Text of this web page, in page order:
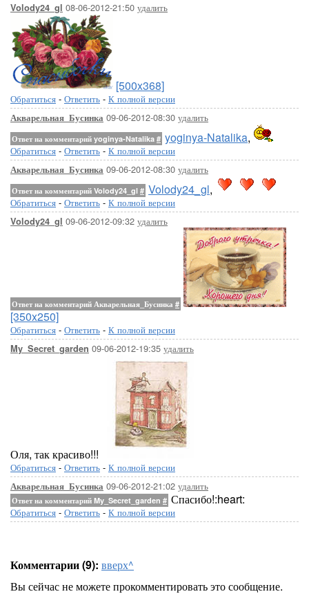
Volody24_gl 08-06-2012-21:50 удалить
[500x368]
Обратиться - Ответить - К полной версии
Акварельная_Бусинка 09-06-2012-08:30 удалить
Ответ на комментарий yoginya-Natalika # yoginya-Natalika,
Обратиться - Ответить - К полной версии
Акварельная_Бусинка 09-06-2012-08:30 удалить
Ответ на комментарий Volody24_gl # Volody24_gl,
Обратиться - Ответить - К полной версии
Volody24_gl 09-06-2012-09:32 удалить
Ответ на комментарий Акварельная_Бусинка #
[350x250]
Обратиться - Ответить - К полной версии
My_Secret_garden 09-06-2012-19:35 удалить
Оля, так красиво!!!
Обратиться - Ответить - К полной версии
Акварельная_Бусинка 09-06-2012-21:02 удалить
Ответ на комментарий My_Secret_garden # Спасибо!:heart:
Обратиться - Ответить - К полной версии
Комментарии (9): вверх^
Вы сейчас не можете прокомментировать это сообщение.